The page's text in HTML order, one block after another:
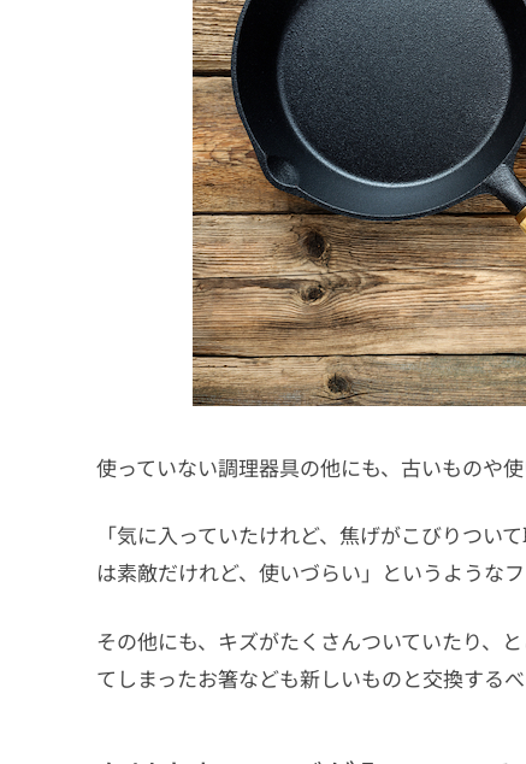
使っていない調理器具の他にも、古いものや
「気に入っていたけれど、焦げがこびりつい
は素敵だけれど、使いづらい」というようなフ
その他にも、キズがたくさんついていたり、
てしまったお箸なども新しいものと交換するべ